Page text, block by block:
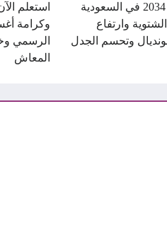
فيفا يدرس تأجيل كأس العالم 2034 في السعودية
الشتوية وارتفاع
وتحسم الجدل
استعلم
الرسمي
المعاش